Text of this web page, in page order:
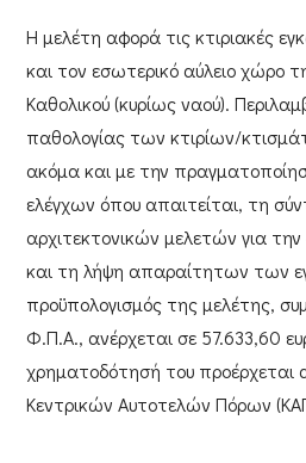
Η μελέτη αφορά τις κτιριακές
και τον εσωτερικό αύλειο χώρο
Καθολικού (κυρίως ναού).
παθολογίας των κτιρίων/
ακόμα και με την
ελέγχων όπου απαιτείται, τη
αρχιτεκτονικών μελετών για
και τη λήψη απαραίτητων των
προϋπολογισμός της μελέτης,
Φ.Π.Α., ανέρχεται σε 57.633,60
χρηματοδότησή του προέρχεται
Κεντρικών Αυτοτελών Πόρων